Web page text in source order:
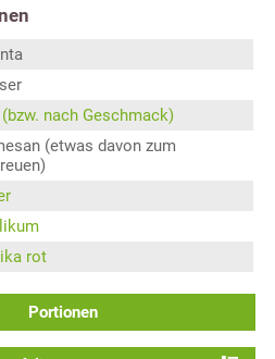
nach Geschmack)
(etwas davon zum
rot
Portionen